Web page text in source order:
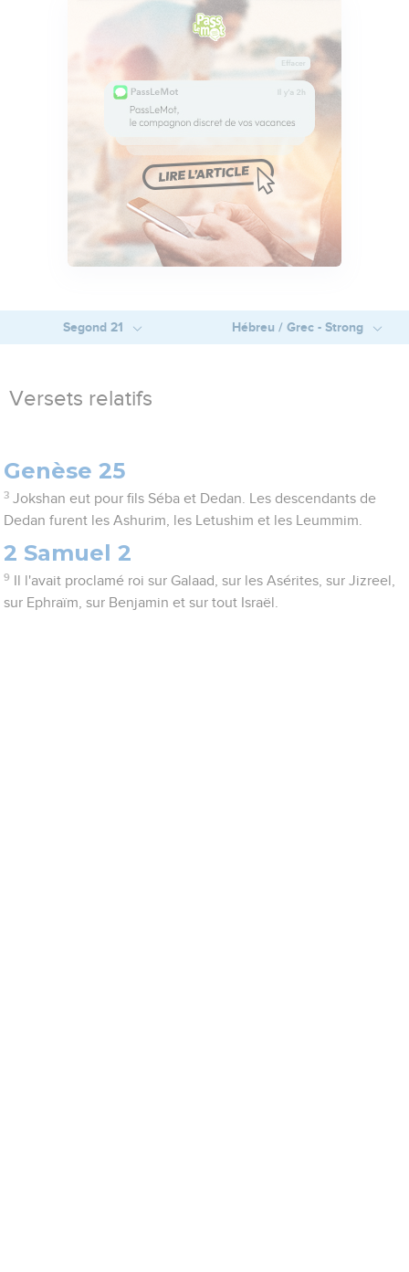
Segond 21 Hébreu / Grec - Strong
Versets relatifs
Genèse 25
3 Jokshan eut pour fils Séba et Dedan. Les descendants de
Dedan furent les Ashurim, les Letushim et les Leummim.
2 Samuel 2
9
Il l'avait proclamé roi sur Galaad, sur les Asérites, sur Jizreel,
sur Ephraïm, sur Benjamin et sur tout Israël.